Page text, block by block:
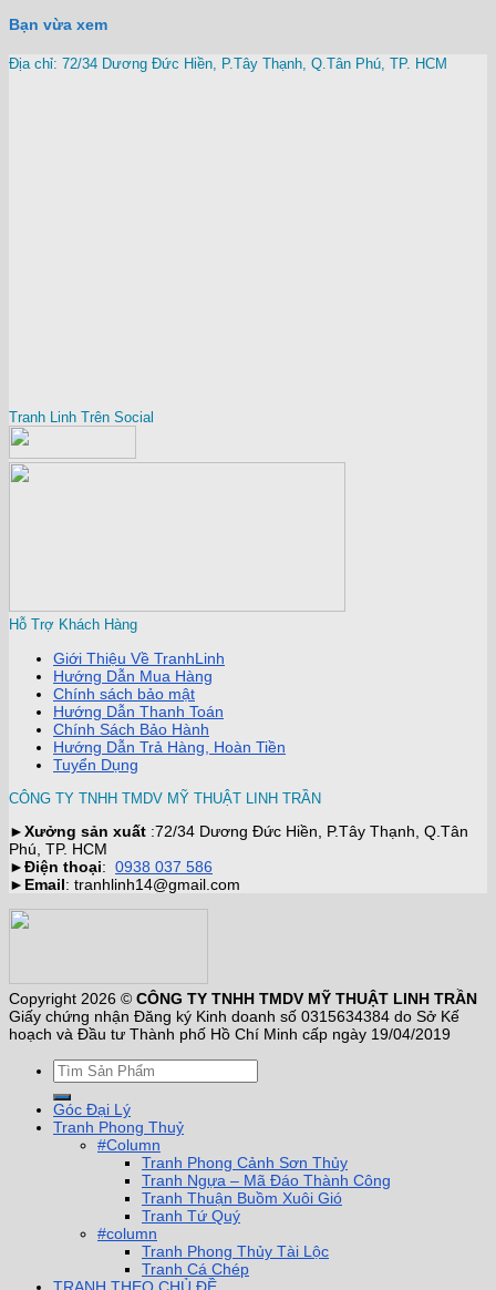
Bạn vừa xem
Địa chỉ: 72/34 Dương Đức Hiền, P.Tây Thạnh, Q.Tân Phú, TP. HCM
Tranh Linh Trên Social
Hỗ Trợ Khách Hàng
Giới Thiệu Về TranhLinh
Hướng Dẫn Mua Hàng
Chính sách bảo mật
Hướng Dẫn Thanh Toán
Chính Sách Bảo Hành
Hướng Dẫn Trả Hàng, Hoàn Tiền
Tuyển Dụng
CÔNG TY TNHH TMDV MỸ THUẬT LINH TRẦN
►Xưởng sản xuất :72/34 Dương Đức Hiền, P.Tây Thạnh, Q.Tân
Phú, TP. HCM
►Điện thoại: 0938 037 586
► Email: tranhlinh14@gmail.com
Copyright 2026 © CÔNG TY TNHH TMDV MỸ THUẬT LINH TRẦN
Giấy chứng nhận Đăng ký Kinh doanh số 0315634384 do Sở Kế
hoạch và Đầu tư Thành phố Hồ Chí Minh cấp ngày 19/04/2019
Góc Đại Lý
Tranh Phong Thuỷ
#Column
Tranh Phong Cảnh Sơn Thủy
Tranh Ngựa – Mã Đáo Thành Công
Tranh Thuận Buồm Xuôi Gió
Tranh Tứ Quý
#column
Tranh Phong Thủy Tài Lộc
Tranh Cá Chép
TRANH THEO CHỦ ĐỀ